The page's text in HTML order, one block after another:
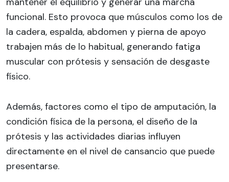
funcional. Esto provoca que músculos como los de
la cadera, espalda, abdomen y pierna de apoyo
trabajen más de lo habitual, generando fatiga
muscular con prótesis y sensación de desgaste
físico.
Además, factores como el tipo de amputación, la
condición física de la persona, el diseño de la
prótesis y las actividades diarias influyen
directamente en el nivel de cansancio que puede
presentarse.